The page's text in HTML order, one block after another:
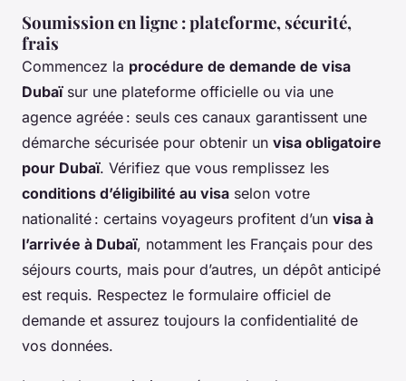
Soumission en ligne : plateforme, sécurité,
frais
Commencez la procédure de demande de visa
Dubaïsur une plateforme officielle ou via une
agence agréée : seuls ces canaux garantissent une
démarche sécurisée pour obtenir un visa obligatoire
pour Dubaï. Vérifiez que vous remplissez les
conditions d’éligibilité au visa selon votre
nationalité : certains voyageurs profitent d’un visa à
l’arrivée à Dubaï, notamment les Français pour des
séjours courts, mais pour d’autres, un dépôt anticipé
est requis. Respectez le formulaire officiel de
demande et assurez toujours la confidentialité de
vos données.